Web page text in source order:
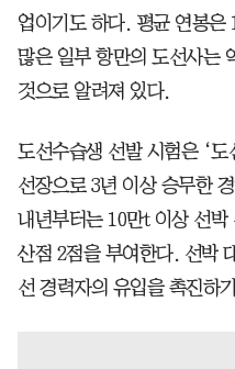
업이기도 하다. 평균 연봉은
많은 일부 항만의 도선사는
것으로 알려져 있다.
도선수습생 선발 시험은 ‘
선장으로 3년 이상 승무한
내년부터는 10만t 이상 선
산점 2점을 부여한다. 선박
선 경력자의 유입을 촉진하